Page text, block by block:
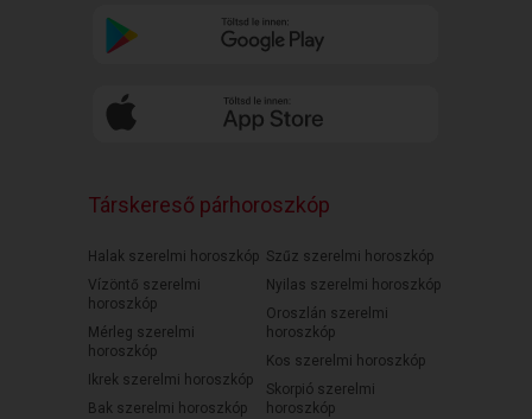
Társkereső párhoroszkóp
Halak szerelmi horoszkóp
Vízöntő szerelmi
horoszkóp
Mérleg szerelmi
horoszkóp
Ikrek szerelmi horoszkóp
Bak szerelmi horoszkóp
Szűz szerelmi horoszkóp
Nyilas szerelmi horoszkóp
Oroszlán szerelmi
horoszkóp
Kos szerelmi horoszkóp
Skorpió szerelmi
horoszkóp